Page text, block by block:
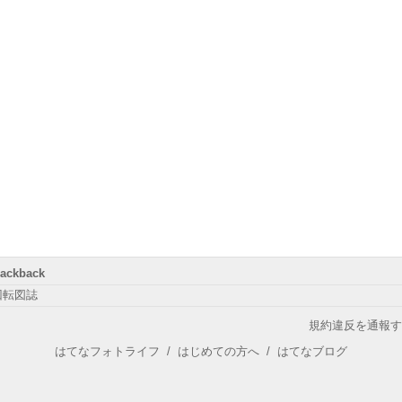
転図誌
規約違反を通報
はてなフォトライフ / はじめての方へ / はてなブログ